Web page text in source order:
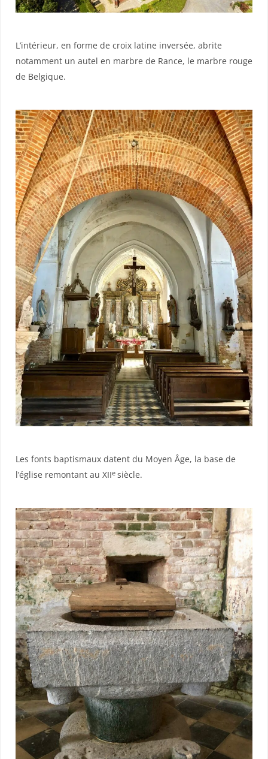
L’intérieur, en forme de croix latine inversée, abrite
notamment un autel en marbre de Rance, le marbre rouge
de Belgique.
Les fonts baptismaux datent du Moyen Âge, la base de
l’église remontant au XIIe siècle.